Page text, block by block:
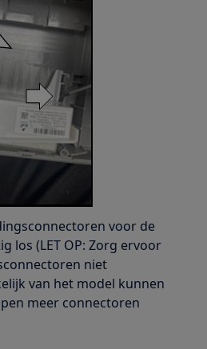
voor de
los (LET OP: Zorg ervoor
niet
van het model kunnen
meer connectoren